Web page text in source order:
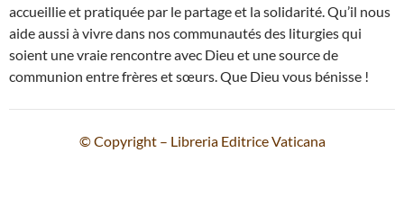
accueillie et pratiquée par le partage et la solidarité. Qu’il nous
aide aussi à vivre dans nos communautés des liturgies qui
soient une vraie rencontre avec Dieu et une source de
communion entre frères et sœurs. Que Dieu vous bénisse !
© Copyright – Libreria Editrice Vaticana